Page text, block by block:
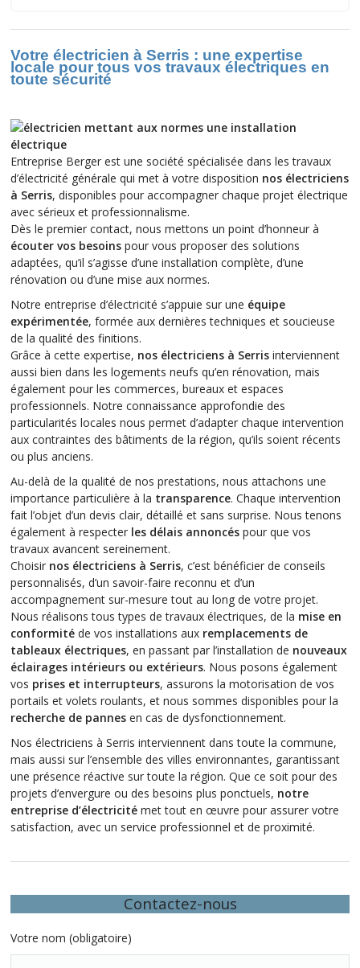
Votre électricien à Serris : une expertise
locale pour tous vos travaux électriques en
toute sécurité
Entreprise Berger est une société spécialisée dans les travaux
d’électricité générale qui met à votre disposition nos électriciens
à Serris, disponibles pour accompagner chaque projet électrique
avec sérieux et professionnalisme.
Dès le premier contact, nous mettons un point d’honneur à
écouter vos besoins pour vous proposer des solutions
adaptées, qu’il s’agisse d’une installation complète, d’une
rénovation ou d’une mise aux normes.
Notre entreprise d’électricité s’appuie sur une équipe
expérimentée, formée aux dernières techniques et soucieuse
de la qualité des finitions.
Grâce à cette expertise, nos électriciens à Serris interviennent
aussi bien dans les logements neufs qu’en rénovation, mais
également pour les commerces, bureaux et espaces
professionnels. Notre connaissance approfondie des
particularités locales nous permet d’adapter chaque intervention
aux contraintes des bâtiments de la région, qu’ils soient récents
ou plus anciens.
Au-delà de la qualité de nos prestations, nous attachons une
importance particulière à la transparence. Chaque intervention
fait l’objet d’un devis clair, détaillé et sans surprise. Nous tenons
également à respecter les délais annoncés pour que vos
travaux avancent sereinement.
Choisir nos électriciens à Serris, c’est bénéficier de conseils
personnalisés, d’un savoir-faire reconnu et d’un
accompagnement sur-mesure tout au long de votre projet.
Nous réalisons tous types de travaux électriques, de la mise en
conformité de vos installations aux remplacements de
tableaux électriques, en passant par l’installation de nouveaux
éclairages intérieurs ou extérieurs. Nous posons également
vos prises et interrupteurs, assurons la motorisation de vos
portails et volets roulants, et nous sommes disponibles pour la
recherche de pannes en cas de dysfonctionnement.
Nos électriciens à Serris interviennent dans toute la commune,
mais aussi sur l’ensemble des villes environnantes, garantissant
une présence réactive sur toute la région. Que ce soit pour des
projets d’envergure ou des besoins plus ponctuels, notre
entreprise d’électricité met tout en œuvre pour assurer votre
satisfaction, avec un service professionnel et de proximité.
Contactez-nous
Votre nom (obligatoire)